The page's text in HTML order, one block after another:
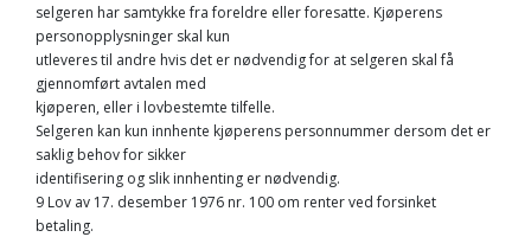
selgeren har samtykke fra foreldre eller foresatte. Kjøperens
personopplysninger skal kun
utleveres til andre hvis det er nødvendig for at selgeren skal få
gjennomført avtalen med
kjøperen, eller i lovbestemte tilfelle.
Selgeren kan kun innhente kjøperens personnummer dersom det er
saklig behov for sikker
identifisering og slik innhenting er nødvendig.
9 Lov av 17. desember 1976 nr. 100 om renter ved forsinket
betaling.